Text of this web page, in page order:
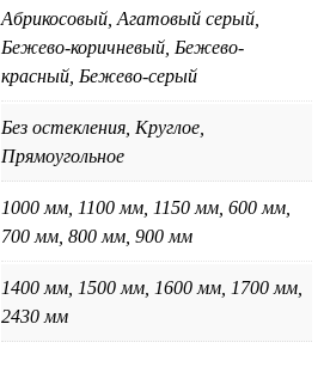
Абрикосовый, Агатовый серый,
Бежево-коричневый, Бежево-
красный, Бежево-серый
Без остекления, Круглое,
Прямоугольное
1000 мм, 1100 мм, 1150 мм, 600 мм,
700 мм, 800 мм, 900 мм
1400 мм, 1500 мм, 1600 мм, 1700 мм,
2430 мм